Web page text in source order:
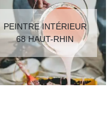
PEINTRE INTÉRIEUR
68 HAUT-RHIN